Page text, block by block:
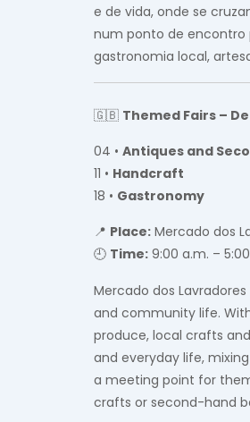
e de vida, onde se
num ponto de encontro
gastronomia local,
🇬🇧 Themed Fairs –
04 • Antiques and
11 • Handcraft
18 • Gastronomy
📍 Place: Mercado dos
🕘 Time: 9:00 a.m. –
Mercado dos
and community life.
produce, local crafts
and everyday life,
a meeting point for
crafts or second-hand